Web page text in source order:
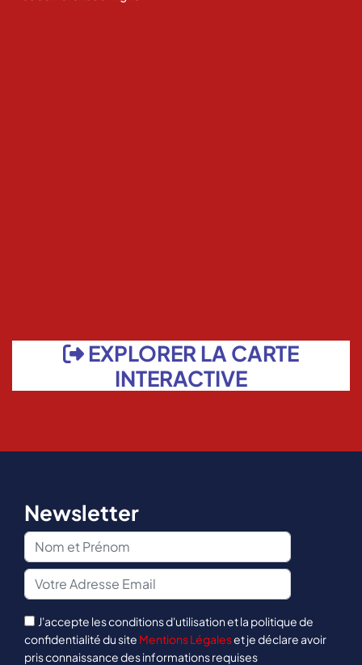
EXPLORER LA CARTE
INTERACTIVE
Newsletter
J'accepte les conditions d'utilisation et la politique de
confidentialité du site Mentions Légaleset je déclare avoir
pris connaissance des informations requises